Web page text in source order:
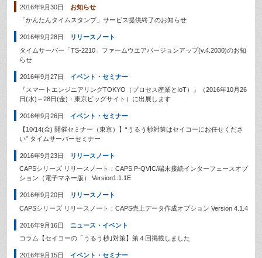
2016年9月30日
お知らせ
「かんたんタイムスタンプ」サービス提供終了のお知らせ
2016年9月28日
リリースノート
タイムサーバー「TS-2210」ファームウエアバージョンアップ(v.4.2030)のお知
らせ
2016年9月27日
イベント・セミナー
『スマートエンジニアリングTOKYO（プロセス産業とIoT）』（2016年10月26
日(水)～28日(金)・東京ビッグサイト）に出展します
2016年9月26日
イベント・セミナー
【10/14(金) 開催セミナー（東京）】“うるう秒対策はセイコーにお任せくださ
い” タイムサーバーセミナー
2016年9月23日
リリースノート
CAPSシリーズ リリースノート：CAPS P-QVIC/端末接続インターフェースオプ
ション（電子マネー版） Version1.1.1E
2016年9月20日
リリースノート
CAPSシリーズ リリースノート：CAPS売上データ作成オプション Version 4.1.4
2016年9月16日
ニュース・イベント
コラム【セイコーの「うるう秒｣対策】第４回掲載しました
2016年9月15日
イベント・セミナー